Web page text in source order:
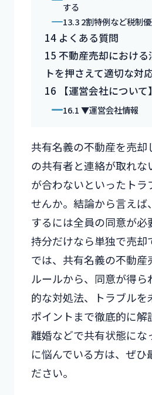
する
13.32割特例など税制
14よくある質問
15 不動産売却におけ
トを押さえて適切な対
16 【運営会社について】
16.1▼運営会社情報
共有名義の不動産を売却
の共有者と連絡が取れな
が合わないといったトラ
せんか。結論から言えば
するには全員の同意が
持分だけなら単独で売却
では、共有名義の不動産
ルールから、同意が得
的な対処法、トラブルを
ポイントまで徹底的に解
離婚などで共有状態にな
に悩んでいる方は、ぜひ
ださい。